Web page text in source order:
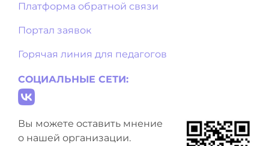
Платформа обратной связи
Портал заявок
Горячая линия для педагогов
СОЦИАЛЬНЫЕ СЕТИ:
Вы можете оставить мнение
о нашей организации.